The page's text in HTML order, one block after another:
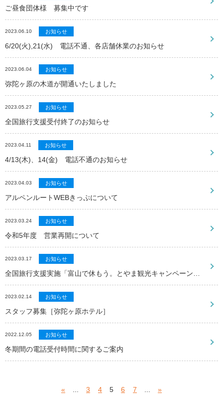
ご昼食団体様 募集中です
2023.06.10 お知らせ
6/20(火),21(水) 電話不通、各店舗休業のお知らせ
2023.06.04 お知らせ
弥陀ヶ原の木道が開通いたしました
2023.05.27 お知らせ
全国旅行支援受付終了のお知らせ
2023.04.11 お知らせ
4/13(木)、14(金) 電話不通のお知らせ
2023.04.03 お知らせ
アルペンルートWEBきっぷについて
2023.03.24 お知らせ
令和5年度 営業再開について
2023.03.17 お知らせ
2023.02.14 お知らせ
スタッフ募集［弥陀ヶ原ホテル］
2022.12.05 お知らせ
冬期間の電話受付時間に関するご案内
« 3 4 5 6 7 »